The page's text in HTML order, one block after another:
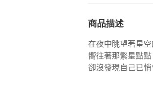
商品描述
在夜中眺望著星
嚮往著那繁星點點
卻沒發現自己已